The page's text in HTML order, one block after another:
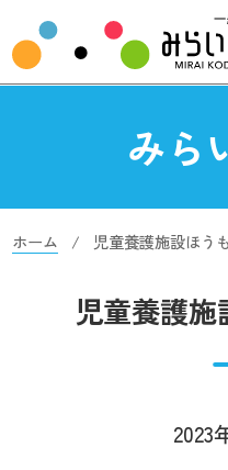
みら
ホーム 児童養護施設ほう
児童養護
2023